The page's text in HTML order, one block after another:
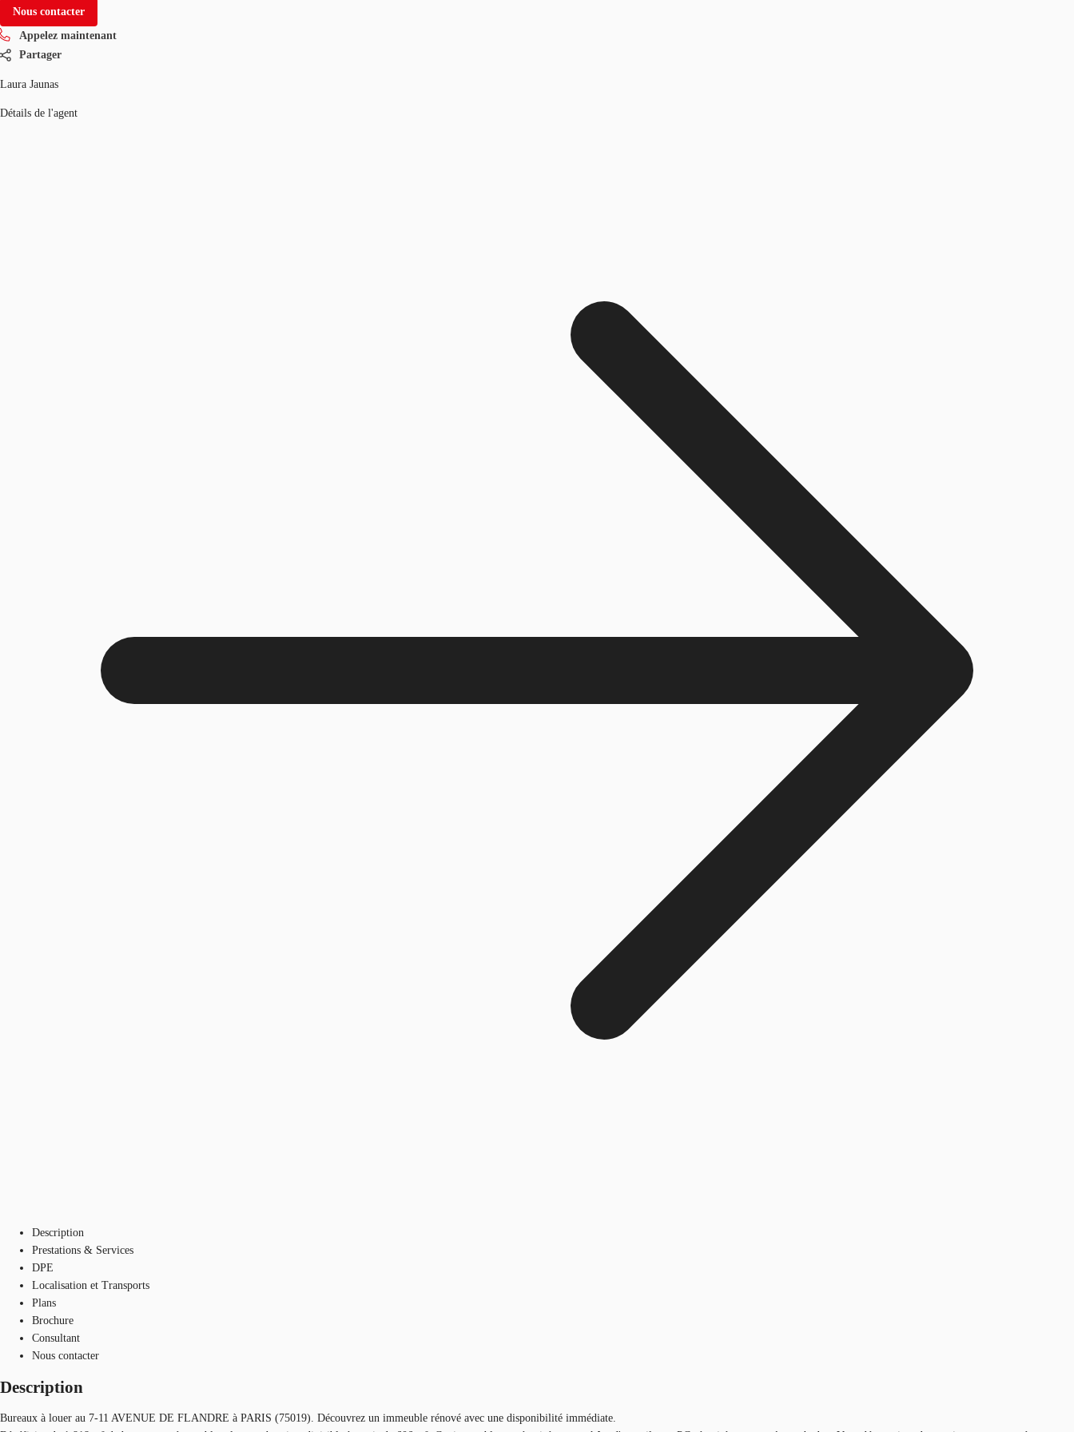
Nous contacter
Appelez maintenant
Partager
Laura Jaunas
Détails de l'agent
Description
Prestations & Services
DPE
Localisation et Transports
Plans
Brochure
Consultant
Nous contacter
Description
Bureaux à louer au 7-11 AVENUE DE FLANDRE à PARIS (75019). Découvrez un immeuble rénové avec une disponibilité immédiate.